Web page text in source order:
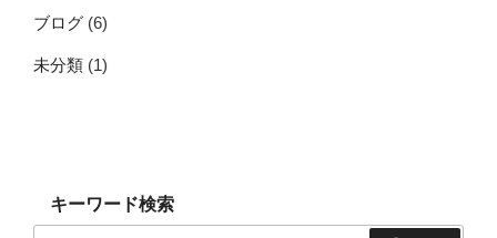
ブログ (6)
未分類 (1)
キーワード検索